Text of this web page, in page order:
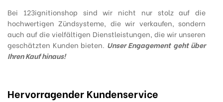
Bei 123ignitionshop sind wir nicht nur stolz auf die
hochwertigen Zündsysteme, die wir verkaufen, sondern
auch auf die vielfältigen Dienstleistungen, die wir unseren
geschätzten Kunden bieten. Unser Engagement geht über
Ihren Kauf hinaus!
Hervorragender Kundenservice